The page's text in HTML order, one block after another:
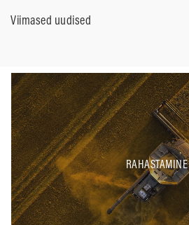
Viimased uudised
RAHASTAMINE